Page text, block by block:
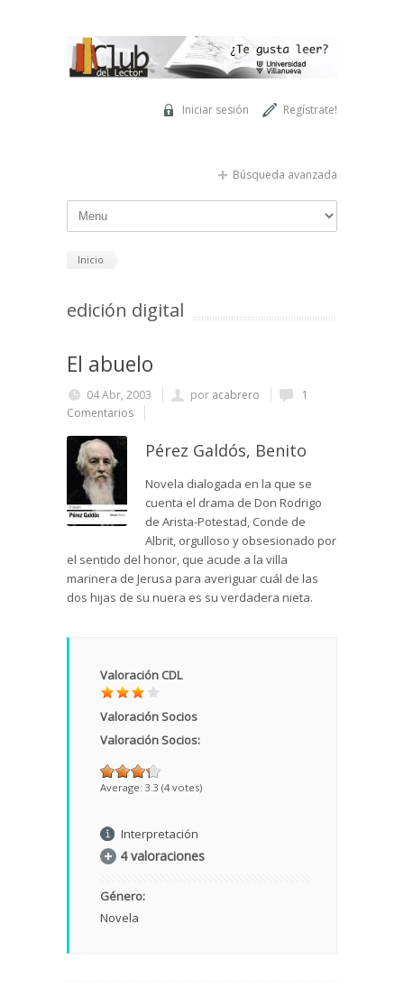
Regístrate!
Iniciar sesión
Búsqueda avanzada
Inicio
edición digital
El abuelo
04 Abr, 2003 por acabrero
1
Comentarios
Pérez Galdós, Benito
Novela dialogada en la que se
cuenta el drama de Don Rodrigo
de Arista-Potestad, Conde de
Albrit, orgulloso y obsesionado por
el sentido del honor, que acude a la villa
marinera de Jerusa para averiguar cuál de las
dos hijas de su nuera es su verdadera nieta.
Valoración CDL
Valoración Socios
Valoración Socios:
Average: 3.3 (4 votes)
Interpretación
4 valoraciones
Género:
Novela